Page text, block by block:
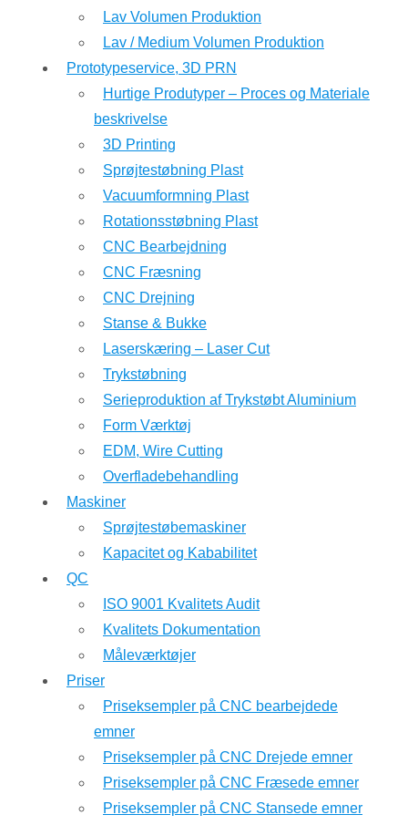
Lav Volumen Produktion
Lav / Medium Volumen Produktion
Prototypeservice, 3D PRN
Hurtige Produtyper – Proces og Materiale
beskrivelse
3D Printing
Sprøjtestøbning Plast
Vacuumformning Plast
Rotationsstøbning Plast
CNC Bearbejdning
CNC Fræsning
CNC Drejning
Stanse & Bukke
Laserskæring – Laser Cut
Trykstøbning
Serieproduktion af Trykstøbt Aluminium
Form Værktøj
EDM, Wire Cutting
Overfladebehandling
Maskiner
Sprøjtestøbemaskiner
Kapacitet og Kababilitet
QC
ISO 9001 Kvalitets Audit
Kvalitets Dokumentation
Måleværktøjer
Priser
Priseksempler på CNC bearbejdede
emner
Priseksempler på CNC Drejede emner
Priseksempler på CNC Fræsede emner
Priseksempler på CNC Stansede emner